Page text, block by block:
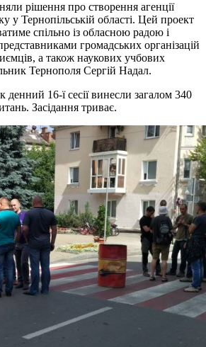
рішення про створення агенції
у Тернопільській області. Цей проект
спільно із обласною радою і
громадських організацій
а також наукових учбових
Тернополя Сергій Надал.
16-ї сесії винесли загалом 340
Засідання триває.